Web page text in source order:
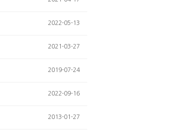
2022-05-13
2021-03-27
2019-07-24
2022-09-16
2013-01-27